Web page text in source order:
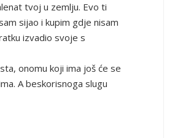
tvoj u zemlju. Evo ti
sijao i kupim gdje nisam
izvadio svoje s
onomu koji ima još će se
A beskorisnoga slugu